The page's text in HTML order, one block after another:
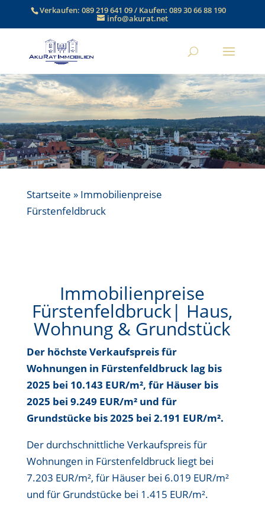
Verkaufen:089 219 641 09/ Kaufen:089 30 66 88 190
info@akurat.net
Startseite » Immobilienpreise
Fürstenfeldbruck
Immobilienpreise
Fürstenfeldbruck| Haus,
Wohnung & Grundstück
Der höchste Verkaufspreis für
Wohnungen in Fürstenfeldbruck lag bis
2025 bei 10.143 EUR/m², für Häuser bis
2025 bei 9.249 EUR/m²und für
Grundstücke bis2025 bei 2.191 EUR/m².
Der durchschnittliche Verkaufspreis für
Wohnungen in Fürstenfeldbruck liegt bei
7.203 EUR/m², für Häuser bei 6.019 EUR/m²
und für Grundstücke bei 1.415 EUR/m².